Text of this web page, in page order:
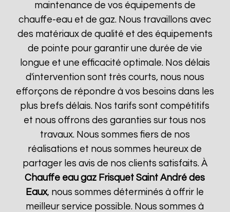
maintenance de vos équipements de
chauffe-eau et de gaz. Nous travaillons avec
des matériaux de qualité et des équipements
de pointe pour garantir une durée de vie
longue et une efficacité optimale. Nos délais
d'intervention sont très courts, nous nous
efforçons de répondre à vos besoins dans les
plus brefs délais. Nos tarifs sont compétitifs
et nous offrons des garanties sur tous nos
travaux. Nous sommes fiers de nos
réalisations et nous sommes heureux de
partager les avis de nos clients satisfaits. À
Chauffe eau gaz Frisquet Saint André des
Eaux, nous sommes déterminés à offrir le
meilleur service possible. Nous sommes à